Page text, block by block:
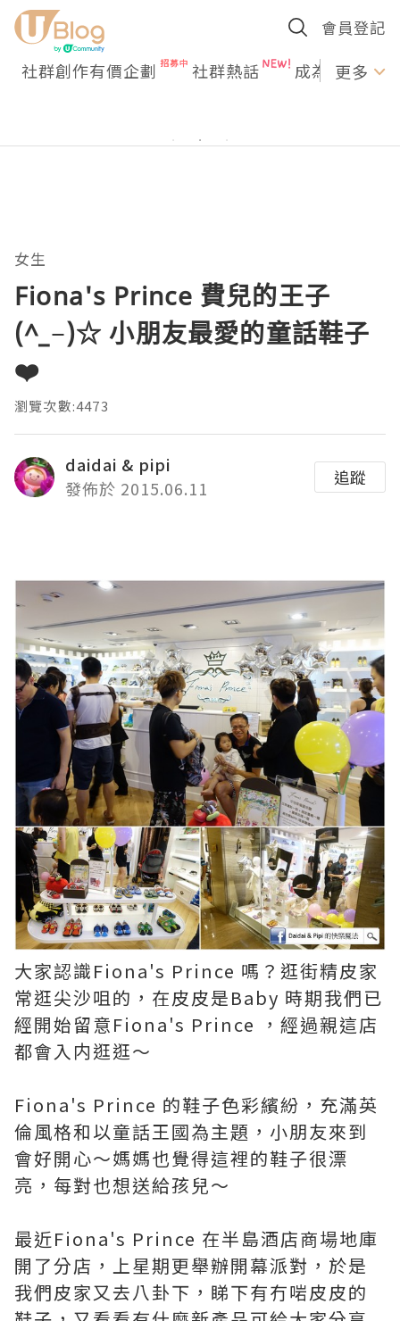
會員登記
社群創作有價企劃 社群熱話 成為U更多
女生
Fiona's Prince 費兒的王子
(^_−)☆ 小朋友最愛的童話鞋子
❤️
瀏覽次數:4473
daidai & pipi
發佈於 2015.06.11
追蹤
大家認識Fiona's Prince 嗎？逛街精皮家
常逛尖沙咀的，在皮皮是Baby 時期我們已
經開始留意Fiona's Prince ， 經過親這店
都會入内逛逛～
Fiona's Prince 的鞋子色彩繽紛，充滿英
倫風格和以童話王國為主題，小朋友來到
會好開心～媽媽也覺得這裡的鞋子很漂
亮，每對也想送給孩兒～
最近Fiona's Prince 在半島酒店商場地庫
開了分店，上星期更舉辦開幕派對，於是
我們皮家又去八卦下，睇下有冇啱皮皮的